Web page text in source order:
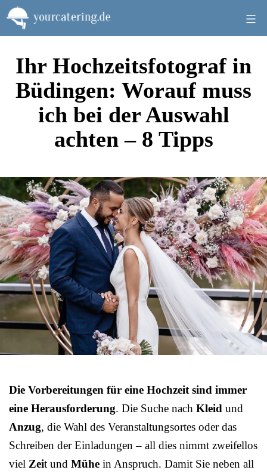
Zum
Inhalt
springen
Ihr Hochzeitsfotograf in
Büdingen: Worauf muss
ich bei der Auswahl
achten – 8 Tipps
Die Vorbereitungen für eine Hochzeit sind immer
eine Herausforderung. Die Suche nach Kleid und
Anzug, die Wahl des Veranstaltungsortes oder das
Schreiben der Einladungen – all dies nimmt zweifellos
viel Zeit und Mühe in Anspruch. Damit Sie neben all